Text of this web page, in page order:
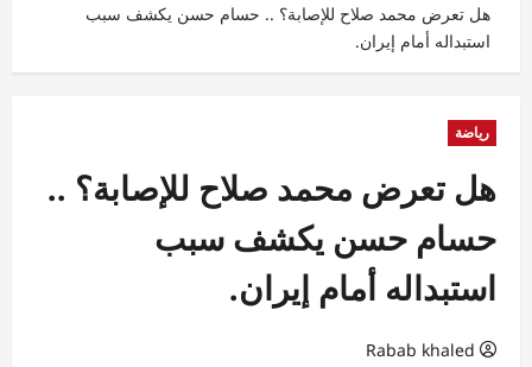
هل تعرض محمد صلاح للإصابة؟ .. حسام حسن يكشف سبب
استبداله أمام إيران.
رياضة
هل تعرض محمد صلاح للإصابة؟ ..
حسام حسن يكشف سبب
استبداله أمام إيران.
Rabab khaled